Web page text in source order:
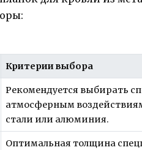
Критерии выбора
Рекомендуется выбирать
атмосферным
стали или алюминия.
Оптимальная толщина